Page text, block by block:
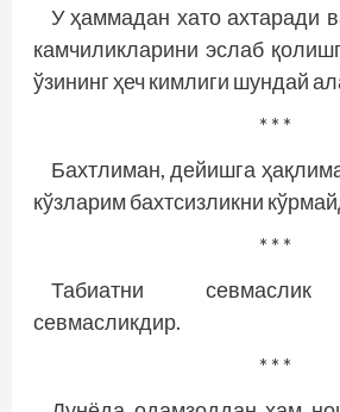
У ҳаммадан хато ахтаради
камчиликларини эслаб
ўзининг ҳеч кимлиги шундай
* * *
Бахтлиман, дейишга
кўзларим бахтсизликни
* * *
Табиатни севмаслик
севмасликдир.
* * *